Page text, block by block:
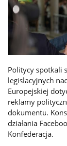
Politycy spotkali
legislacyjnych
Europejskiej
reklamy
dokumentu.
działania
Konfederacja.